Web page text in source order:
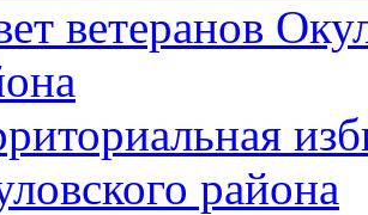
ветеранов
района